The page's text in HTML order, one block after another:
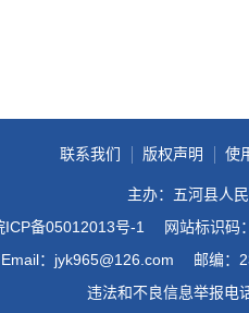
联系我们 版权声明 使
主办：五河县人
ICP备05012013号-1
网站标识码
Email：jyk965@126.com
邮编：
违法和不良信息举报电